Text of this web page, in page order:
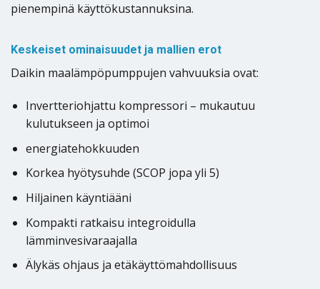
pienempinä käyttökustannuksina.
Keskeiset ominaisuudet ja mallien erot
Daikin maalämpöpumppujen vahvuuksia ovat:
Invertteriohjattu kompressori – mukautuu
kulutukseen ja optimoi
energiatehokkuuden
Korkea hyötysuhde (SCOP jopa yli 5)
Hiljainen käyntiääni
Kompakti ratkaisu integroidulla
lämminvesivaraajalla
Älykäs ohjaus ja etäkäyttömahdollisuus